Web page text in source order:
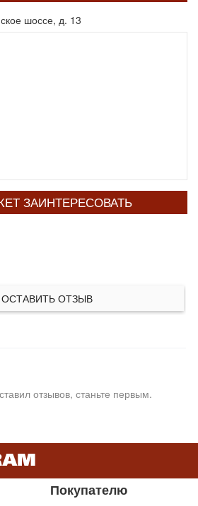
шоссе, д. 13
ЗАИНТЕРЕСОВАТЬ
ОСТАВИТЬ ОТЗЫВ
отзывов, станьте первым.
Покупателю